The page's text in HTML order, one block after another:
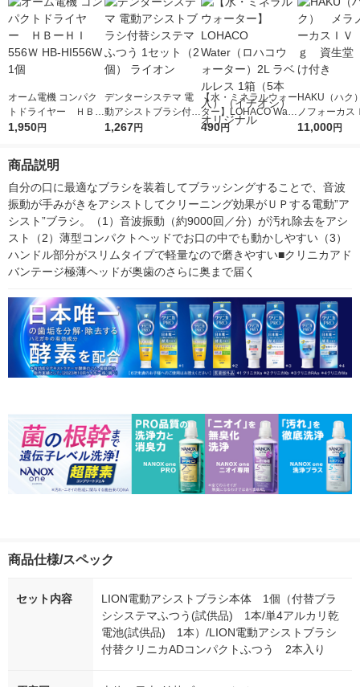
オーム電機 コンパク
トドライヤー ＨＢー
ＨＩ556Ｗ HB-HI556
1,950円
デンターシステマ 電
動アシストブラシ付替
システマふつう 1セッ
1,267円
【水・ミネラルウォー
ター】LOHACO Wate
r（ロハコウォータ
490円
HAKU（ハ
ノフォーカ
5ｇ 資生堂
11,000円
商品説明
自分の口に最適なブラシを装着してブラッシングすることで、音波
振動が手みがきをアシストしてクリーニング効果がＵＰする電動”ア
シスト”ブラシ。（1）音波振動（約9000回／分）が汚れ除去をアシ
スト（2）薄型コンパクトヘッドでお口の中でも動かしやすい（3）
ハンドル部分がスリムタイプで軽量なので磨きやすい■クリニカアド
バンテージ極薄ヘッドが奥歯のさらに奥まで届く
商品仕様/スペック
セット内容
LION電動アシストブラシ本体 1個（付替ブラ
シシステマふつう(試供品) 1本/単4アルカリ乾
電池(試供品) 1本）/LION電動アシストブラシ
付替クリニカADコンパクトふつう 2本入り